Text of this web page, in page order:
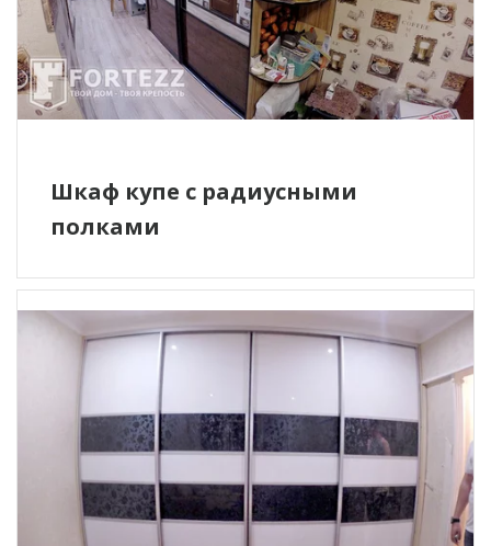
Шкаф купе с радиусными
полками